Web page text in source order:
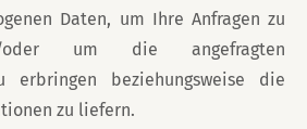
Daten, um Ihre Anfragen zu
oder um die angefragten
erbringen beziehungsweise die
zu liefern.